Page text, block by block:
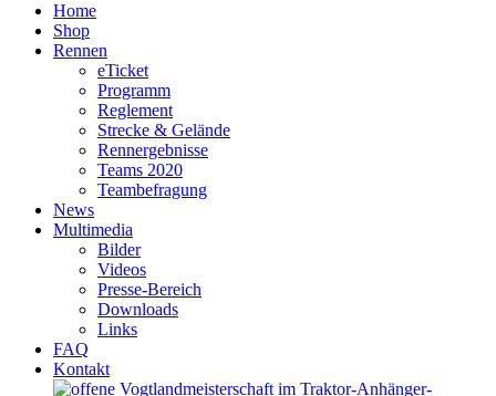
Home
Shop
Rennen
eTicket
Programm
Reglement
Strecke & Gelände
Rennergebnisse
Teams 2020
Teambefragung
News
Multimedia
Bilder
Videos
Presse-Bereich
Downloads
Links
FAQ
Kontakt